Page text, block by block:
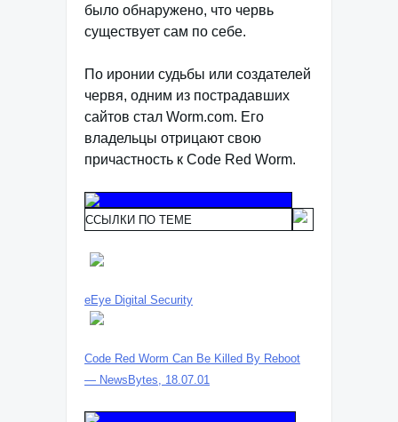
было обнаружено, что червь
существует сам по себе.
По иронии судьбы или создателей
червя, одним из пострадавших
сайтов стал Worm.com. Его
владельцы отрицают свою
причастность к Code Red Worm.
ССЫЛКИ ПО ТЕМЕ
eEye Digital Security
Code Red Worm Can Be Killed By Reboot
— NewsBytes, 18.07.01